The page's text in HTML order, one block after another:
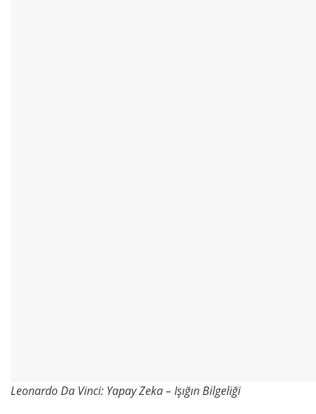
Leonardo Da Vinci: Yapay Zeka – Işığın Bilgeliği